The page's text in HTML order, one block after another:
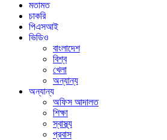
মতামত
চাকরি
পিএসআই
ভিডিও
বাংলাদেশ
বিশ্ব
খেলা
অন্যান্য
অন্যান্য
অফিস আদালত
শিক্ষা
স্বাস্থ্য
প্রবাস